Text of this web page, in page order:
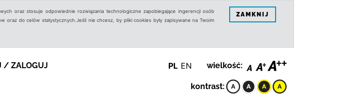
oraz stosuje odpowiednie rozwiązania technologiczne zapobiegające ingerencji osób
oraz do celów statystycznych.Jeśli nie chcesz, by pliki cookies były zapisywane na Twoim
ZAMKNIJ
/ ZALOGUJ PL EN wielkość:
kontrast: